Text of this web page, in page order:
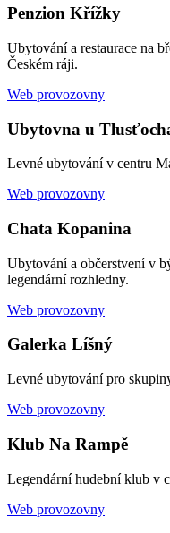
Penzion Křížky
Ubytování a restaurace na
Českém ráji.
Web provozovny
Ubytovna u
Levné ubytování v centru
Web provozovny
Chata Kopanina
Ubytování a občerstvení v
legendární rozhledny.
Web provozovny
Galerka Líšný
Levné ubytování pro
Web provozovny
Klub Na Rampě
Legendární hudební klub v
Web provozovny